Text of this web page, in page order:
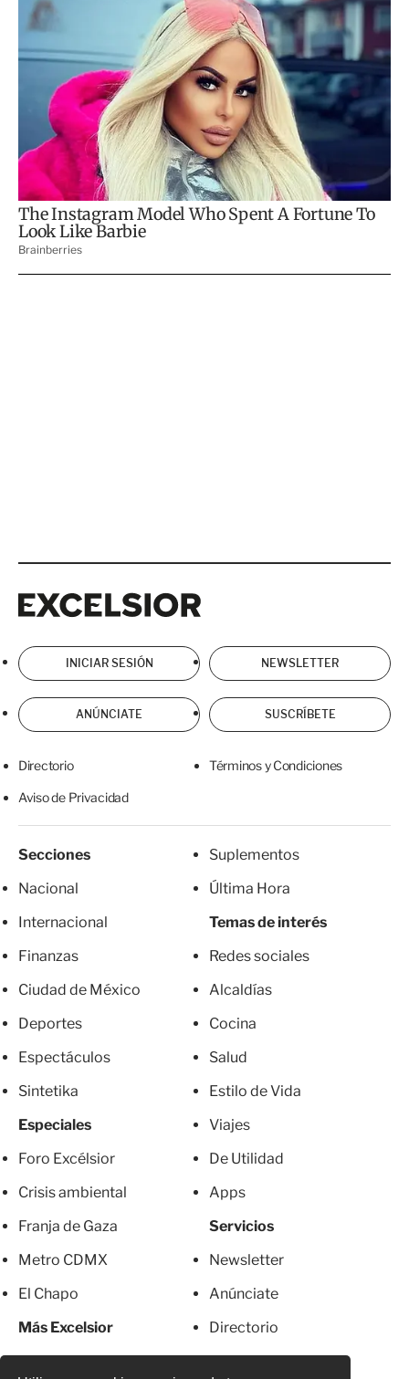
INICIAR SESIÓN NEWSLETTER
ANÚNCIATE SUSCRÍBETE
Directorio Términos y Condiciones
Aviso de Privacidad
Secciones
Nacional
Internacional
Finanzas
Ciudad de México
Deportes
Espectáculos
Sintetika
Especiales
Foro Excélsior
Crisis ambiental
Franja de Gaza
Metro CDMX
El Chapo
Más Excelsior
Suplementos
Última Hora
Temas de interés
Redes sociales
Alcaldías
Cocina
Salud
Estilo de Vida
Viajes
De Utilidad
Apps
Servicios
Newsletter
Anúnciate
Directorio